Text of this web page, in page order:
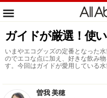
ガイドが厳選！使
いまやエコグッズの定番となった
のでエコな点に加え、好きな飲み
す。今回はガイドが愛用している水
曽我 美穂